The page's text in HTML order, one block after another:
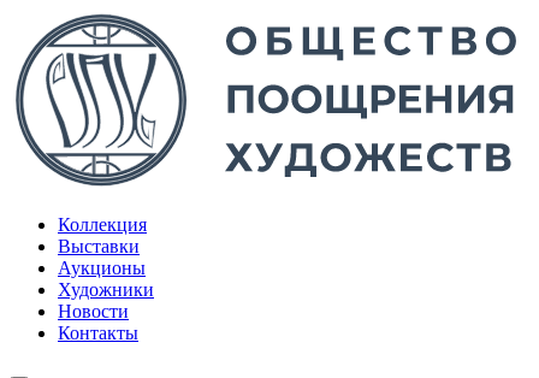
Коллекция
Выставки
Аукционы
Художники
Новости
Контакты